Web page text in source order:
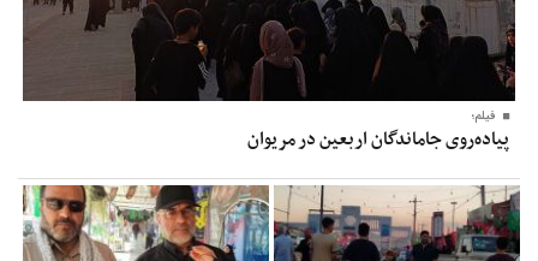
فیلم؛
پیاده‌روی جاماندگان اربعین در مریوان